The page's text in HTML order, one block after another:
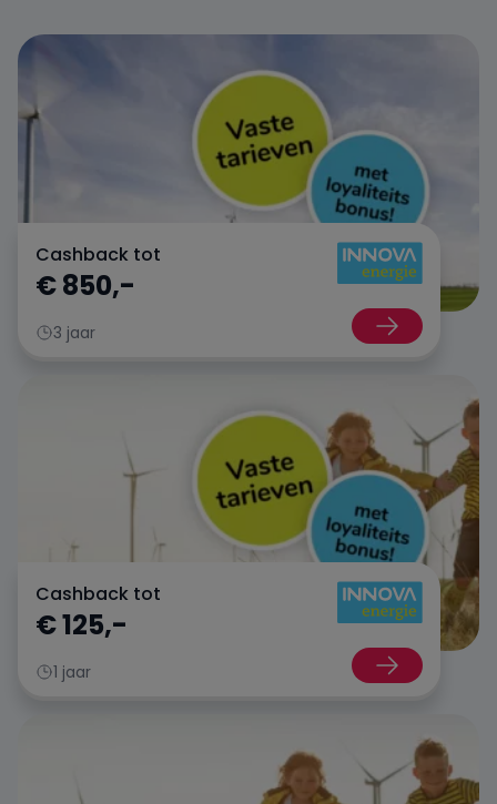
Energiedirect
Frank Energie
Gewoon Energie
Greenchoice
Oxxio
Powerpeers
Tibber
Cashback tot
€ 850,-
3 jaar
Cashback tot
€ 125,-
1 jaar